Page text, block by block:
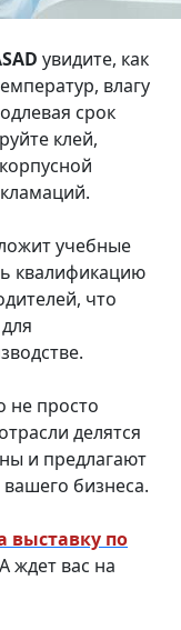
увидите, как
влагу
срок
клей,
учебные
квалификацию
что
не просто
делятся
и предлагают
бизнеса.
выставку по
ждет вас на